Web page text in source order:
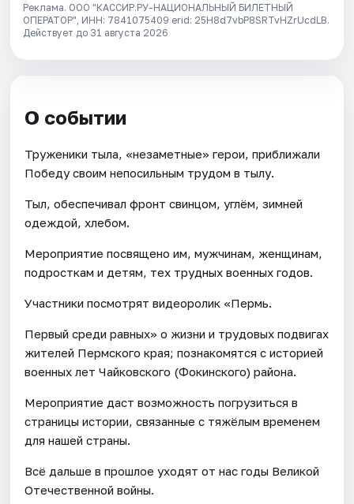
Реклама. ООО "КАССИР.РУ-НАЦИОНАЛЬНЫЙ БИЛЕТНЫЙ
ОПЕРАТОР", ИНН: 7841075409 erid: 25H8d7vbP8SRTvHZrUcdLB.
Действует до 31 августа 2026
О событии
Труженики тыла, «незаметные» герои, приближали
Победу своим непосильным трудом в тылу.
Тыл, обеспечивал фронт свинцом, углём, зимней
одеждой, хлебом.
Мероприятие посвящено им, мужчинам, женщинам,
подросткам и детям, тех трудных военных годов.
Участники посмотрят видеоролик «Пермь.
Первый среди равных» о жизни и трудовых подвигах
жителей Пермского края; познакомятся с историей
военных лет Чайковского (Фокинского) района.
Мероприятие даст возможность погрузиться в
страницы истории, связанные с тяжёлым временем
для нашей страны.
Всё дальше в прошлое уходят от нас годы Великой
Отечественной войны.